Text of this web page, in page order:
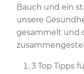
Bauch und ein
unsere
gesammelt und
3 Top Tipps